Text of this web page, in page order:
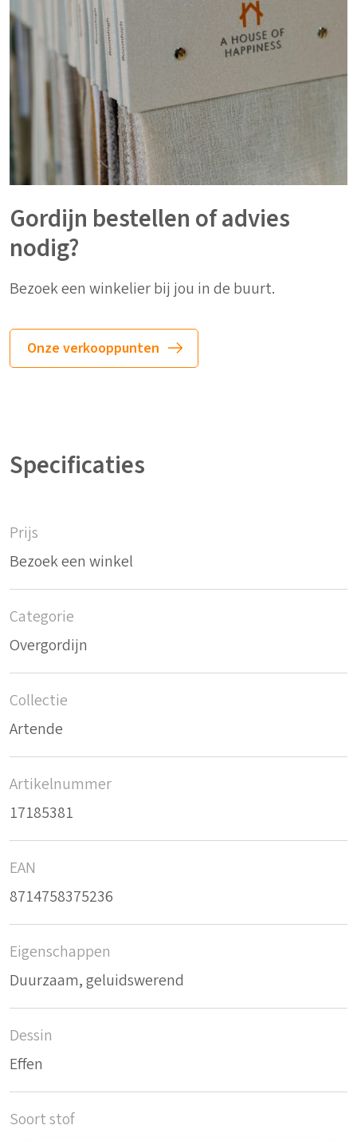
Gordijn bestellen of advies
nodig?
Bezoek een winkelier bij jou in de buurt.
Onze verkooppunten
Specificaties
Prijs
Bezoek een winkel
Categorie
Overgordijn
Collectie
Artende
Artikelnummer
17185381
EAN
8714758375236
Eigenschappen
Duurzaam, geluidswerend
Dessin
Effen
Soort stof